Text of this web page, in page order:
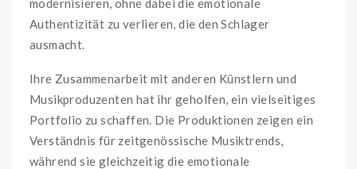
modernisieren, ohne dabei die emotionale
Authentizität zu verlieren, die den Schlager
ausmacht.
Ihre Zusammenarbeit mit anderen Künstlern und
Musikproduzenten hat ihr geholfen, ein vielseitiges
Portfolio zu schaffen. Die Produktionen zeigen ein
Verständnis für zeitgenössische Musiktrends,
während sie gleichzeitig die emotionale